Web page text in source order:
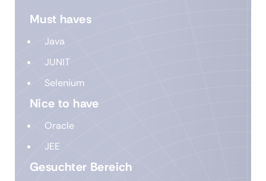
Must haves
Java
JUNIT
Selenium
Nice to have
Oracle
JEE
Gesuchter Bereich